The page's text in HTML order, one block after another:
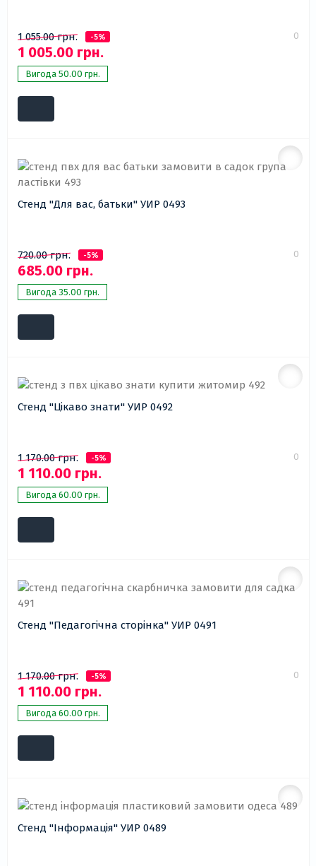
1 055.00 грн. -5%
1 005.00 грн.
Вигода 50.00 грн.
0
Стенд "Для вас, батьки" УИР 0493
720.00 грн. -5%
685.00 грн.
Вигода 35.00 грн.
0
Стенд "Цікаво знати" УИР 0492
1 170.00 грн. -5%
1 110.00 грн.
Вигода 60.00 грн.
0
Стенд "Педагогічна сторінка" УИР 0491
1 170.00 грн. -5%
1 110.00 грн.
Вигода 60.00 грн.
0
Стенд "Інформація" УИР 0489